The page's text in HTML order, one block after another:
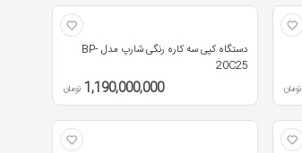
تومان
دستگاه کپی سه کاره رنگی شارپ مدل BP-
20C25
1,190,000,000 تومان